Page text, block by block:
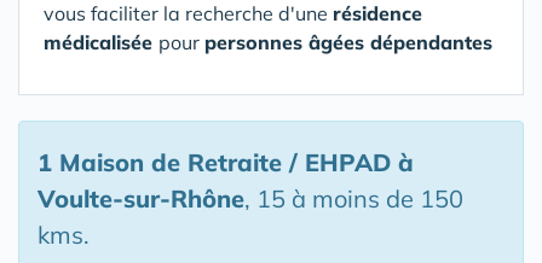
vous faciliter la recherche d'une résidence
médicalisée pour personnes âgées dépendantes
1 Maison de Retraite / EHPAD à
Voulte-sur-Rhône, 15 à moins de 150
kms.